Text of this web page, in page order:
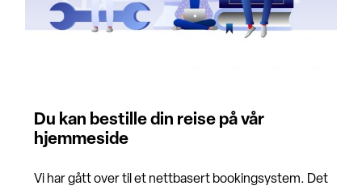
Du kan bestille din reise på vår
hjemmeside
Vi har gått over til et nettbasert bookingsystem. Det